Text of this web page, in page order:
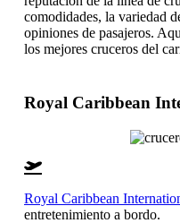
comodidades, la variedad
opiniones de pasajeros.
los mejores cruceros del
Royal Caribbean
Royal Caribbean
entretenimiento a bordo.